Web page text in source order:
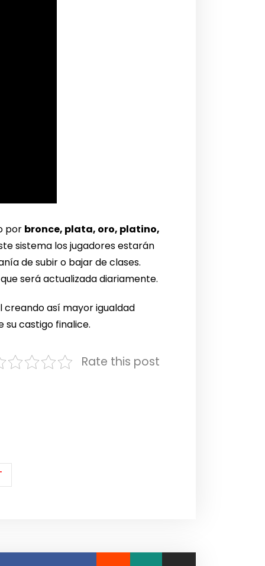
por bronce, plata, oro, platino,
sistema los jugadores estarán
de subir o bajar de clases.
que será actualizada diariamente.
creando así mayor igualdad
su castigo finalice.
Rate this post